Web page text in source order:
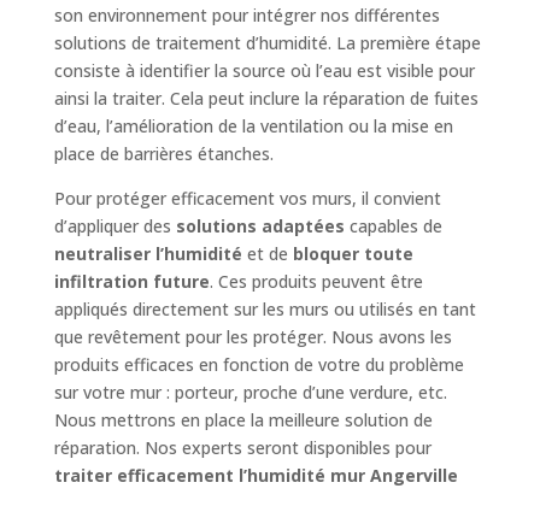
son environnement pour intégrer nos différentes
solutions de traitement d’humidité. La première étape
consiste à identifier la source où l’eau est visible pour
ainsi la traiter. Cela peut inclure la réparation de fuites
d’eau, l’amélioration de la ventilation ou la mise en
place de barrières étanches.
Pour protéger efficacement vos murs, il convient
d’appliquer des solutions adaptées capables de
neutraliser l’humidité et de bloquer toute
infiltration future. Ces produits peuvent être
appliqués directement sur les murs ou utilisés en tant
que revêtement pour les protéger. Nous avons les
produits efficaces en fonction de votre du problème
sur votre mur : porteur, proche d’une verdure, etc.
Nous mettrons en place la meilleure solution de
réparation. Nos experts seront disponibles pour
traiter efficacement l’humidité mur Angerville